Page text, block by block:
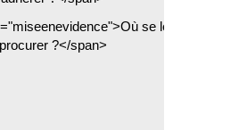
se les
procurer ?</span>